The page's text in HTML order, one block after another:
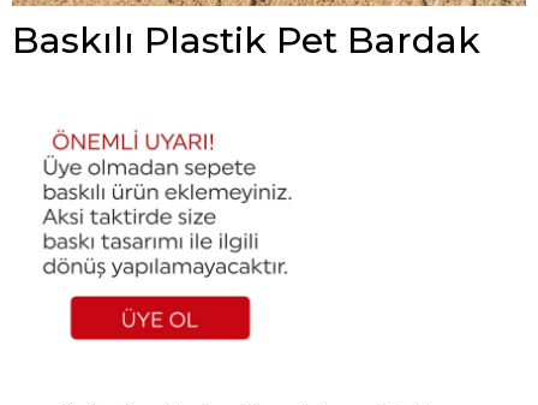
Baskılı Plastik Pet Bardak